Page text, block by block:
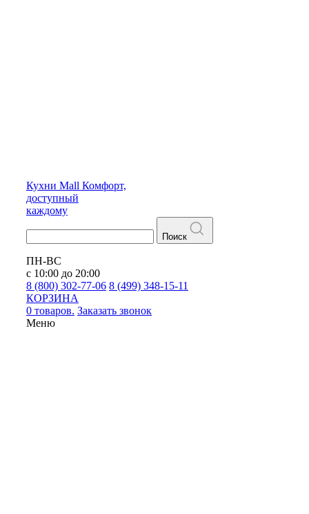
Кухни Mall Комфорт,
доступный
каждому
Поиск
ПН-ВС
с 10:00 до 20:00
8 (800) 302-77-06 8 (499) 348-15-11
КОРЗИНА
0 товаров. Заказать звонок
Меню